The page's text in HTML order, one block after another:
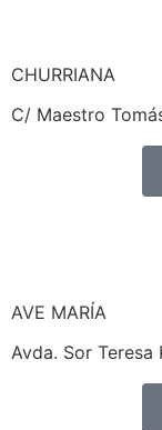
CHURRIANA
C/ Maestro
AVE MARÍA
Avda. Sor